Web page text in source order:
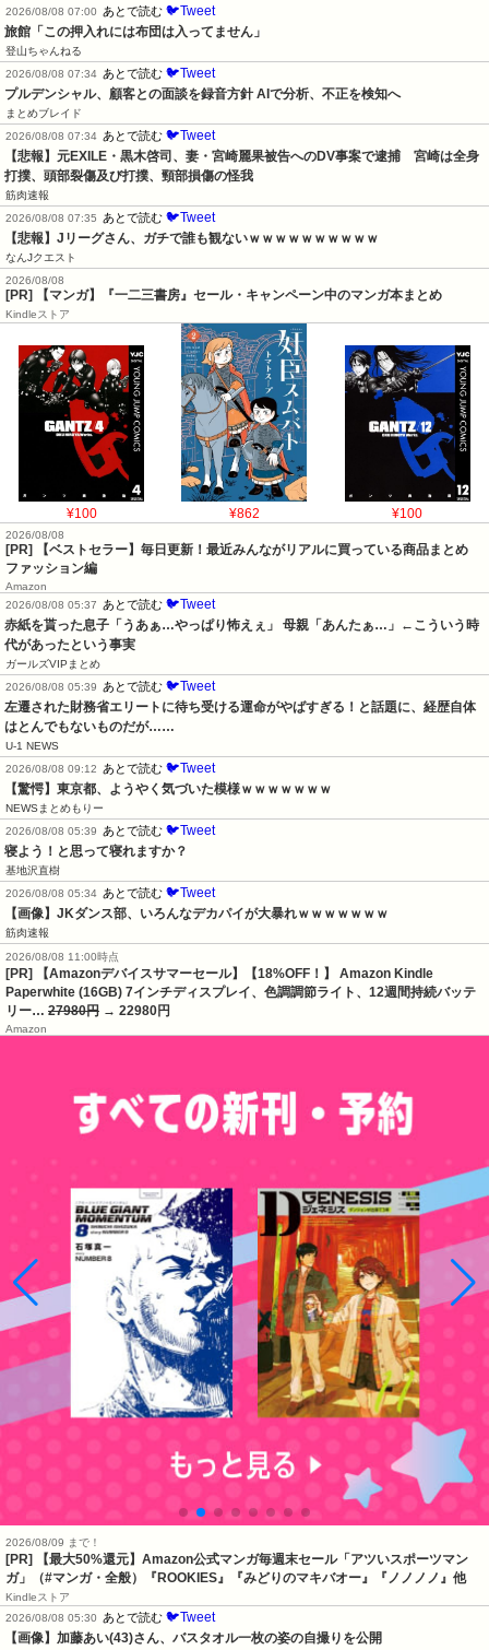
2026/08/08 07:00 あとで読む 🐦Tweet
旅館「この押入れには布団は入ってません」
登山ちゃんねる
2026/08/08 07:34 あとで読む 🐦Tweet
プルデンシャル、顧客との面談を録音方針 AIで分析、不正を検知へ
まとめブレイド
2026/08/08 07:34 あとで読む 🐦Tweet
【悲報】元EXILE・黒木啓司、妻・宮崎麗果被告へのDV事案で逮捕　宮崎は全身
打撲、頭部裂傷及び打撲、頸部損傷の怪我
筋肉速報
2026/08/08 07:35
あとで読む 🐦Tweet
【悲報】Jリーグさん、ガチで誰も観ないｗｗｗｗｗｗｗｗｗｗ
なんJクエスト
2026/08/08
[PR] 【マンガ】『一二三書房』セール・キャンペーン中のマンガ本まとめ
Kindleストア
¥100 ¥862 ¥100
2026/08/08
[PR] 【ベストセラー】毎日更新！最近みんながリアルに買っている商品まとめ
ファッション編
Amazon
2026/08/08 05:37
あとで読む 🐦Tweet
赤紙を貰った息子「うあぁ…やっぱり怖えぇ」 母親「あんたぁ…」←こういう時
代があったという事実
ガールズVIPまとめ
2026/08/08 05:39
あとで読む 🐦Tweet
左遷された財務省エリートに待ち受ける運命がやばすぎる！と話題に、経歴自体
はとんでもないものだが……
U-1 NEWS
2026/08/08 09:12
あとで読む 🐦Tweet
【驚愕】東京都、ようやく気づいた模様ｗｗｗｗｗｗｗ
NEWSまとめもりー
2026/08/08 05:39
あとで読む 🐦Tweet
寝よう！と思って寝れますか？
基地沢直樹
2026/08/08 05:34 あとで読む 🐦Tweet
【画像】JKダンス部、いろんなデカパイが大暴れｗｗｗｗｗｗｗ
筋肉速報
2026/08/08 11:00時点
[PR] 【Amazonデバイスサマーセール】【18%OFF！】 Amazon Kindle
Paperwhite (16GB) 7インチディスプレイ、色調調節ライト、12週間持続バッテ
リー… 27980円 → 22980円
Amazon
2026/08/09 まで！
[PR]
【最大50%還元】Amazon公式マンガ毎週末セール「アツいスポーツマン
ガ」（#マンガ・全般）『ROOKIES』『みどりのマキバオー』『ノノノノ』他
Kindleストア
2026/08/08 05:30
あとで読む 🐦Tweet
【画像】加藤あい(43)さん、バスタオル一枚の姿の自撮りを公開